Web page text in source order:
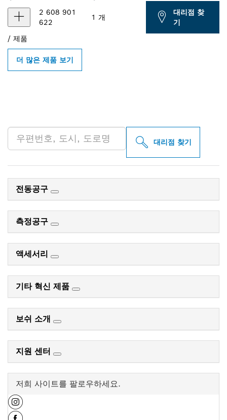
2 608 901
622
1 개
대리점 찾
기
/ 제품
더 많은 제품 보기
대리점 찾기
전동공구
측정공구
액세서리
기타 혁신 제품
보쉬 소개
지원 센터
저희 사이트를 팔로우하세요.